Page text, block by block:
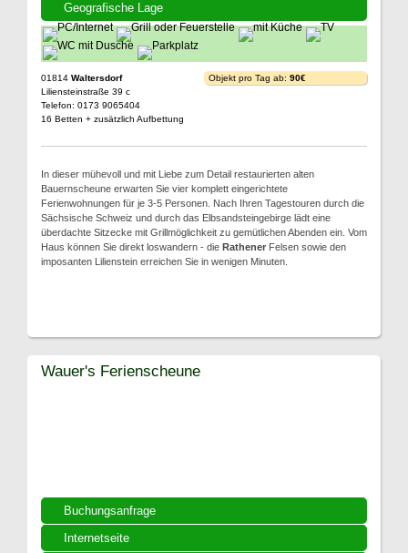
Geografische Lage
01814 Waltersdorf
Liliensteinstraße 39 c
Telefon: 0173 9065404
16 Betten + zusätzlich Aufbettung
Objekt pro Tag ab: 90€
In dieser mühevoll und mit Liebe zum Detail restaurierten alten
Bauernscheune erwarten Sie vier komplett eingerichtete
Ferienwohnungen für je 3-5 Personen. Nach Ihren Tagestouren durch die
Sächsische Schweiz und durch das Elbsandsteingebirge lädt eine
überdachte Sitzecke mit Grillmöglichkeit zu gemütlichen Abenden ein. Vom
Haus können Sie direkt loswandern - die Rathener Felsen sowie den
imposanten Lilienstein erreichen Sie in wenigen Minuten.
Buchungsanfrage
Internetseite
Wauer's Ferienscheune